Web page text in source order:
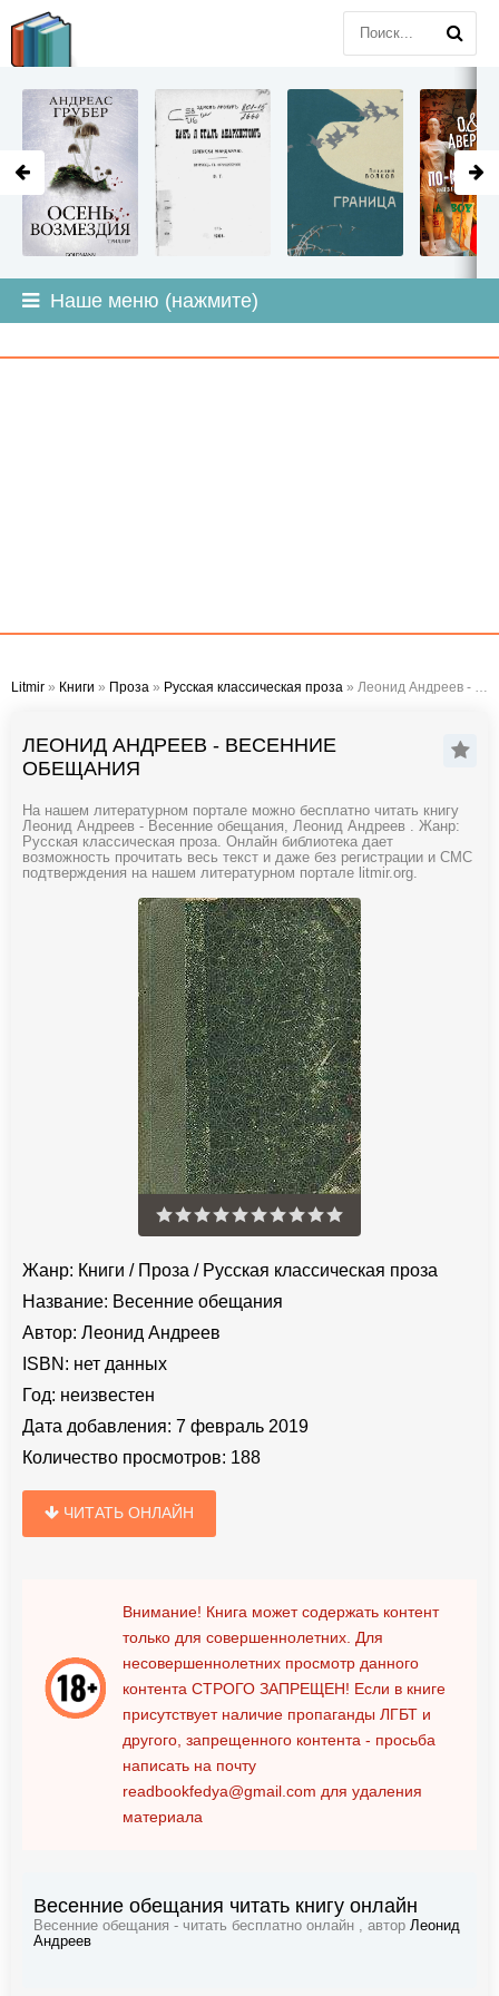
Наше меню (нажмите)
Litmir » Книги » Проза » Русская классическая проза » Леонид Андреев - Весенние обещания
ЛЕОНИД АНДРЕЕВ - ВЕСЕННИЕ
ОБЕЩАНИЯ
На нашем литературном портале можно бесплатно читать книгу
Леонид Андреев - Весенние обещания, Леонид Андреев . Жанр:
Русская классическая проза. Онлайн библиотека дает
возможность прочитать весь текст и даже без регистрации и СМС
подтверждения на нашем литературном портале litmir.org.
Жанр: Книги / Проза / Русская классическая проза
Название: Весенние обещания
Автор: Леонид Андреев
ISBN: нет данных
Год: неизвестен
Дата добавления: 7 февраль 2019
Количество просмотров: 188
ЧИТАТЬ ОНЛАЙН
Внимание! Книга может содержать контент
только для совершеннолетних. Для
несовершеннолетних просмотр данного
контента СТРОГО ЗАПРЕЩЕН! Если в книге
присутствует наличие пропаганды ЛГБТ и
другого, запрещенного контента - просьба
написать на почту
readbookfedya@gmail.com для удаления
материала
Весенние обещания читать книгу онлайн
Весенние обещания - читать бесплатно онлайн , автор Леонид
Андреев
LITMIR.ORG